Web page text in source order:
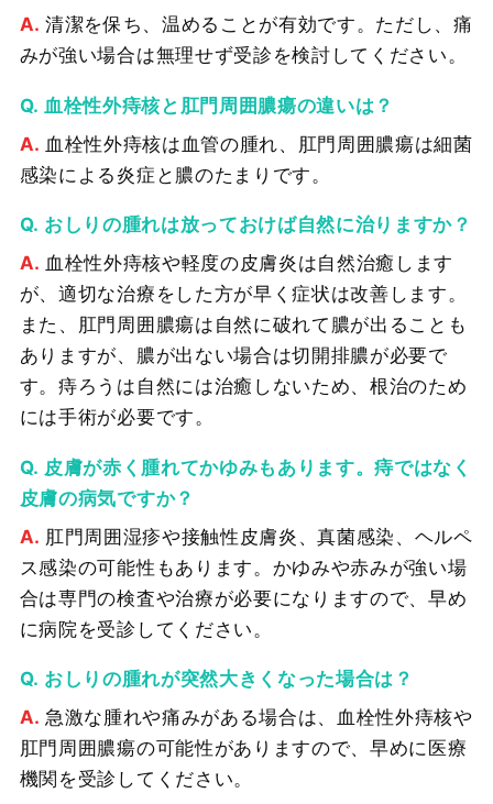
清潔を保ち、温めることが有効です。ただし、痛
みが強い場合は無理せず受診を検討してください。
血栓性外痔核と肛門周囲膿瘍の違いは？
血栓性外痔核は血管の腫れ、肛門周囲膿瘍は細菌
感染による炎症と膿のたまりです。
おしりの腫れは放っておけば自然に治りますか？
血栓性外痔核や軽度の皮膚炎は自然治癒します
が、適切な治療をした方が早く症状は改善します。
また、肛門周囲膿瘍は自然に破れて膿が出ることも
ありますが、膿が出ない場合は切開排膿が必要で
す。痔ろうは自然には治癒しないため、根治のため
には手術が必要です。
皮膚が赤く腫れてかゆみもあります。痔ではなく
皮膚の病気ですか？
肛門周囲湿疹や接触性皮膚炎、真菌感染、ヘルペ
ス感染の可能性もあります。かゆみや赤みが強い場
合は専門の検査や治療が必要になりますので、早め
に病院を受診してください。
おしりの腫れが突然大きくなった場合は？
急激な腫れや痛みがある場合は、血栓性外痔核や
肛門周囲膿瘍の可能性がありますので、早めに医療
機関を受診してください。